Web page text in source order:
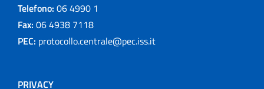
Telefono: 06 4990 1
Fax: 06 4938 7118
PEC: protocollo.centrale@pec.iss.it
PRIVACY